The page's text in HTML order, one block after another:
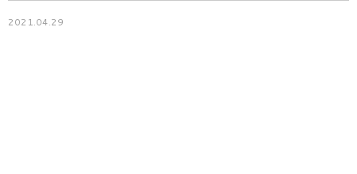
2021.04.29